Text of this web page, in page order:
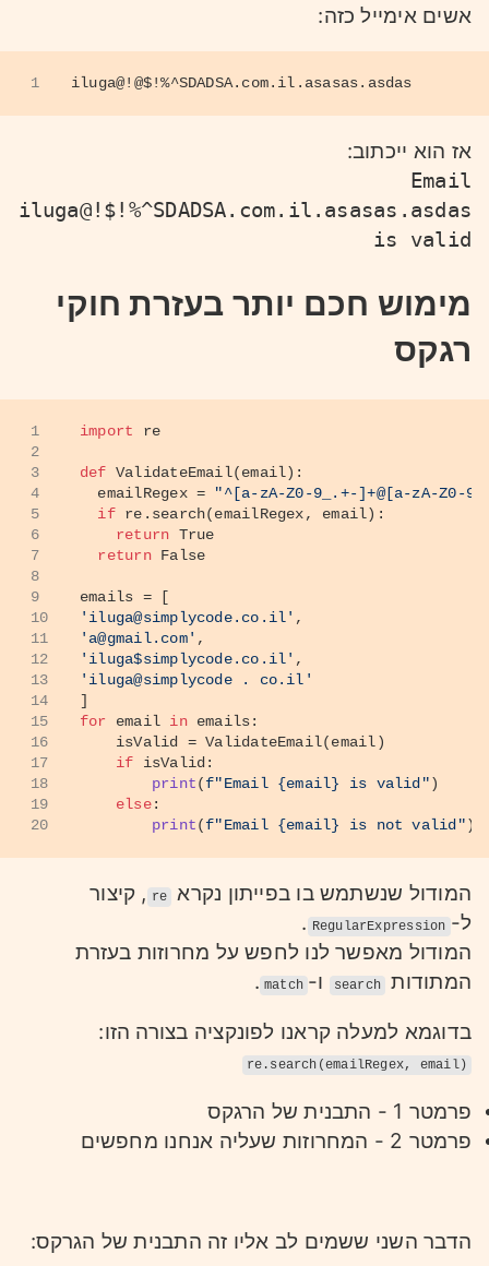
אשים אימייל כזה:
1 iluga@!@$!%^SDADSA.com.il.asasas.asdas
אז הוא ייכתוב:
Email
iluga@!$!%^SDADSA.com.il.asasas.asdas
is valid
מימוש חכם יותר בעזרת חוקי
רגקס
1
2
3
4
5
6
7
8
9
10
11
12
13
14
15
16
17
18
19
20
import re
def ValidateEmail(email):
  emailRegex =
"^[a-zA-Z0-9_.+-]+@[a-zA-Z0-
if re.search(emailRegex, email):
return True
return False
emails = [
'iluga@simplycode.co.il' ,
'a@gmail.com' ,
'iluga$simplycode.co.il' ,
'iluga@simplycode . co.il'
]
for
email in emails:
    isValid = ValidateEmail(email)
if isValid:
print(f"Email {email} is valid")
else:
print(f"Email {email} is not valid")
המודול שנשתמש בו בפייתון נקרא re , קיצור
ל- RegularExpression
.
המודול מאפשר לנו לחפש על מחרוזות בעזרת
המתודות
search ו- match
.
בדוגמא למעלה קראנו לפונקציה בצורה הזו:
re.search(emailRegex, email)
פרמטר 1 - התבנית של הרגקס
פרמטר 2 - המחרוזות שעליה אנחנו מחפשים
הדבר השני ששמים לב אליו זה התבנית של הגרקס: